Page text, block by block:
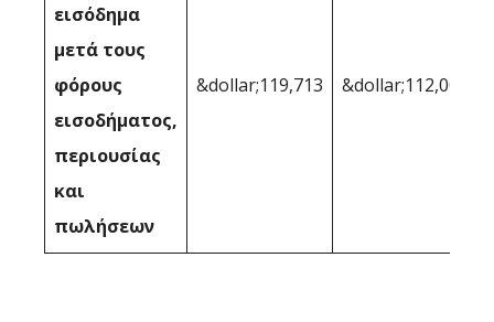
εισόδημα
μετά τους
φόρους
εισοδήματος,
περιουσίας
και
πωλήσεων
&dollar;119,713 &dollar;112,007